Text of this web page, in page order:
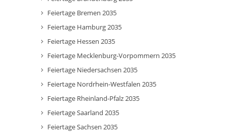
Feiertage Bremen 2035
Feiertage Hamburg 2035
Feiertage Hessen 2035
Feiertage Mecklenburg-Vorpommern 2035
Feiertage Niedersachsen 2035
Feiertage Nordrhein-Westfalen 2035
Feiertage Rheinland-Pfalz 2035
Feiertage Saarland 2035
Feiertage Sachsen 2035